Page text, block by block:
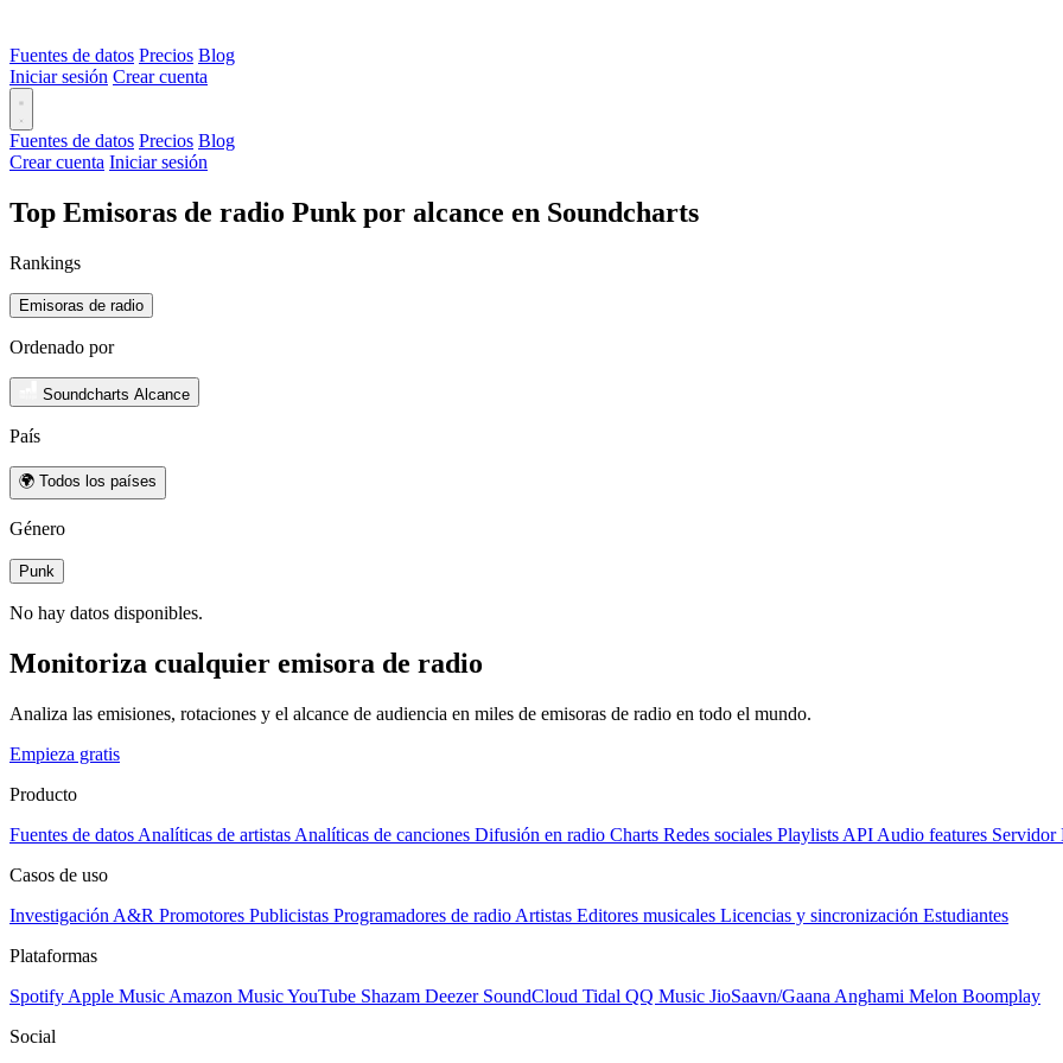
Fuentes de datos Precios Blog
Iniciar sesión Crear cuenta
Fuentes de datos Precios Blog
Crear cuenta Iniciar sesión
Top Emisoras de radio Punk por alcance en Soundcharts
Rankings
Emisoras de radio
Ordenado por
Soundcharts Alcance
País
🌍 Todos los países
Género
Punk
No hay datos disponibles.
Monitoriza cualquier emisora de radio
Analiza las emisiones, rotaciones y el alcance de audiencia en miles de emisoras de radio en todo el mundo.
Empieza gratis
Producto
Fuentes de datos Analíticas de artistas Analíticas de canciones Difusión en radio Charts Redes sociales Playlists API Audio features Servidor
Casos de uso
Investigación A&R Promotores Publicistas Programadores de radio Artistas Editores musicales Licencias y sincronización Estudiantes
Plataformas
Spotify Apple Music Amazon MusicYouTube Shazam Deezer SoundCloud Tidal QQ Music JioSaavn/Gaana Anghami Melon Boomplay
Social